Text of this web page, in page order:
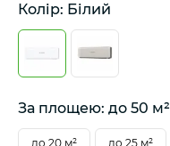
Колір: Білий
За площею: до 50 м²
до 20 м² до 25 м²